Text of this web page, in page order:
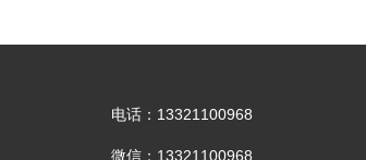
电话：13321100968
微信：13321100968